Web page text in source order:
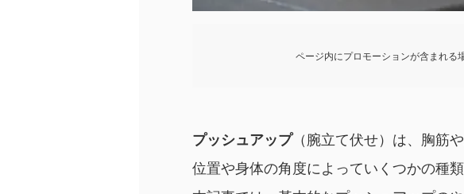
ページ内にプロモーションが含まれる
プッシュアップ（腕立て伏せ）は、胸筋
位置や身体の角度によっていくつかの種